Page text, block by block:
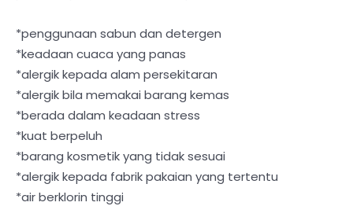
*penggunaan sabun dan detergen
*keadaan cuaca yang panas
*alergik kepada alam persekitaran
*alergik bila memakai barang kemas
*berada dalam keadaan stress
*kuat berpeluh
*barang kosmetik yang tidak sesuai
*alergik kepada fabrik pakaian yang tertentu
*air berklorin tinggi